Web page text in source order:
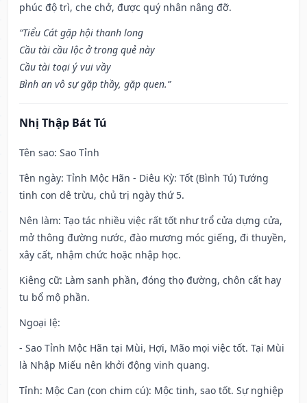
phúc độ trì, che chở, được quý nhân nâng đỡ.
“Tiểu Cát gặp hội thanh long
Cầu tài cầu lộc ở trong quẻ này
Cầu tài toại ý vui vầy
Bình an vô sự gặp thầy, gặp quen.”
Nhị Thập Bát Tú
Tên sao: Sao Tỉnh
Tên ngày: Tỉnh Mộc Hãn - Diêu Kỳ: Tốt (Bình Tú) Tướng
tinh con dê trừu, chủ trị ngày thứ 5.
Nên làm: Tạo tác nhiều việc rất tốt như trổ cửa dựng cửa,
mở thông đường nước, đào mương móc giếng, đi thuyền,
xây cất, nhậm chức hoặc nhập học.
Kiêng cữ: Làm sanh phần, đóng thọ đường, chôn cất hay
tu bổ mộ phần.
Ngoại lệ:
- Sao Tỉnh Mộc Hãn tại Mùi, Hợi, Mão mọi việc tốt. Tại Mùi
là Nhập Miếu nên khởi động vinh quang.
Tỉnh: Mộc Can (con chim cú): Mộc tinh, sao tốt. Sự nghiệp